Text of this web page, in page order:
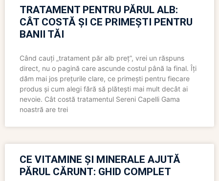
TRATAMENT PENTRU PĂRUL ALB:
CÂT COSTĂ ȘI CE PRIMEȘTI PENTRU
BANII TĂI
Când cauți „tratament păr alb preț”, vrei un răspuns
direct, nu o pagină care ascunde costul până la final. Îți
dăm mai jos prețurile clare, ce primești pentru fiecare
produs și cum alegi fără să plătești mai mult decât ai
nevoie. Cât costă tratamentul Sereni Capelli Gama
noastră are trei
CE VITAMINE ȘI MINERALE AJUTĂ
PĂRUL CĂRUNT: GHID COMPLET